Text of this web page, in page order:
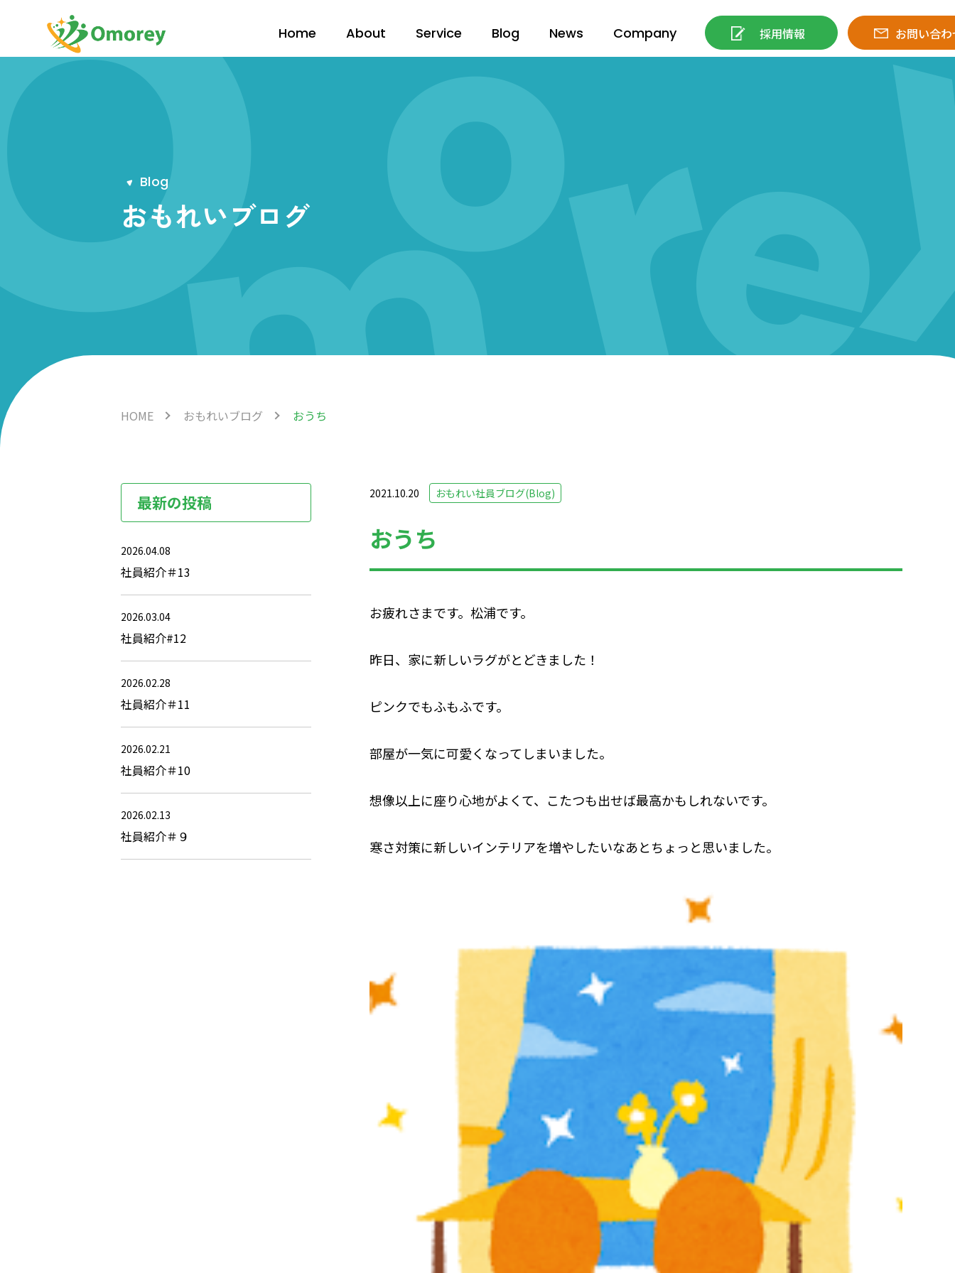
Home About Service Blog News Company 採用情報 お問い合
Blog
おもれいブログ
HOME おもれいブログ おうち
2021.10.20 おもれい社員ブログ(Blog)
おうち
お疲れさまです。松浦です。
昨日、家に新しいラグがとどきました！
ピンクでもふもふです。
部屋が一気に可愛くなってしまいました。
想像以上に座り心地がよくて、こたつも出せば最高かもしれないです。
寒さ対策に新しいインテリアを増やしたいなあとちょっと思いました。
最新の投稿
2026.04.08
社員紹介＃13
2026.03.04
社員紹介#12
2026.02.28
社員紹介＃11
2026.02.21
社員紹介＃10
2026.02.13
社員紹介＃９